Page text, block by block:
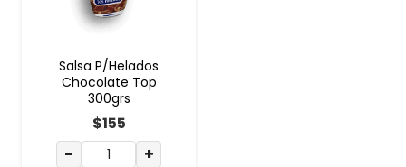
Salsa P/Helados
Chocolate Top
300grs
$155
− +